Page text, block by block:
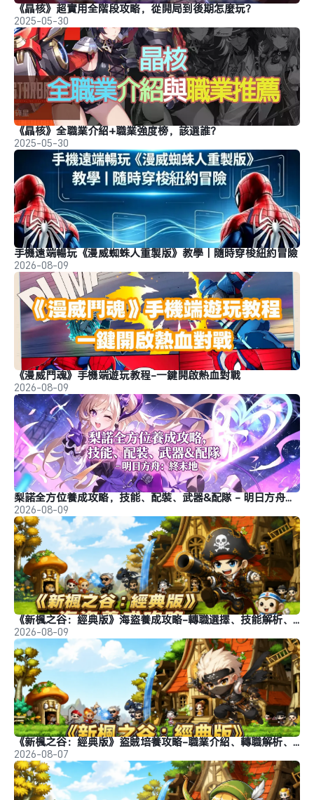
《晶核》超實用全階段攻略，從開局到後期怎麼玩？
2025-05-30
《晶核》全職業介紹+職業強度榜，該選誰？
2025-05-30
手機遠端暢玩《漫威蜘蛛人重製版》教學｜隨時穿梭紐約冒險
2026-08-09
《漫威鬥魂》手機端遊玩教程-一鍵開啟熱血對戰
2026-08-09
梨諾全方位養成攻略，技能、配裝、武器&配隊 - 明日方舟：終末地
2026-08-09
《新楓之谷：經典版》海盜養成攻略-轉職選擇、技能解析、裝備推薦
2026-08-09
《新楓之谷：經典版》盜賊培養攻略-職業介紹、轉職解析、玩法推薦
2026-08-07